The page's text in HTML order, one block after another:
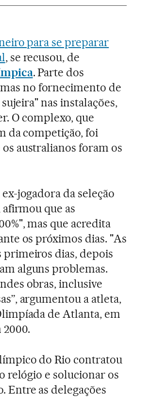
para se preparar
, se recusou, de
. Parte dos
no fornecimento de
nas instalações,
O complexo, que
da competição, foi
australianos foram os
ex-jogadora da seleção
que as
mas que acredita
os próximos dias. "As
primeiros dias, depois
alguns problemas.
obras, inclusive
argumentou a atleta,
de Atlanta, em
2000.
do Rio contratou
relógio e solucionar os
Entre as delegações